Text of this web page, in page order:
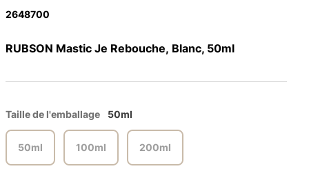
2648700
RUBSON Mastic Je Rebouche, Blanc, 50ml
Taille de l'emballage 50ml
50ml 100ml 200ml